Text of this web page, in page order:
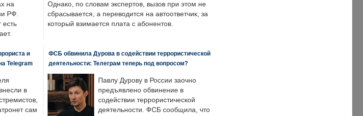
на
РФ.
есть
Однако, по словам экспертов, вызов при этом не
сбрасывается, а переводится на автоответчик, за
который взимается плата с абонентов.
и
Telegram
в
сам
ФСБ обвинила Дурова в содействии террористической
деятельности: Телеграм теперь под вопросом?
Павлу Дурову в России заочно
предъявлено обвинение в
содействии террористической
деятельности. ФСБ сообщила, что